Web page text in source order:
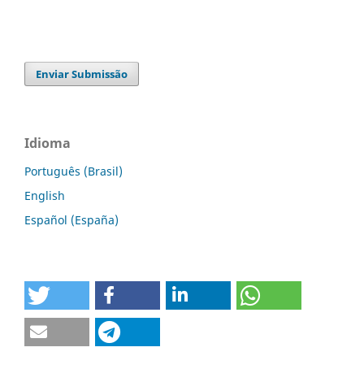
Enviar Submissão
Idioma
Português (Brasil)
English
Español (España)